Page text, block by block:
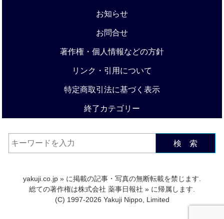
お知らせ
お問合せ
著作権・個人情報などの方針
リンク・引用について
特定商取引法に基づく表示
終了カテゴリー
検 索
yakuji.co.jp » に掲載の記事・写真の無断転載を禁じます.
総ての著作権は株式会社 薬事日報社 » に帰属します.
(C) 1997-2026 Yakuji Nippo, Limited